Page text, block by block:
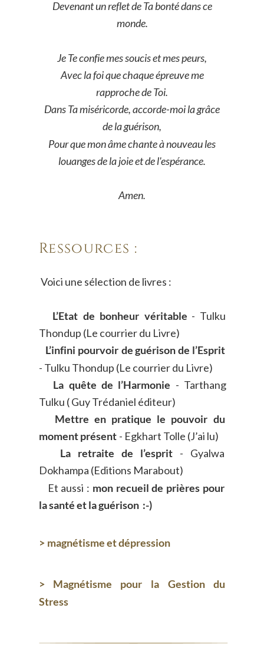
Devenant un reflet de Ta bonté dans ce
monde.
Je Te confie mes soucis et mes peurs,
Avec la foi que chaque épreuve me
rapproche de Toi.
Dans Ta miséricorde, accorde-moi la grâce
de la guérison,
Pour que mon âme chante à nouveau les
louanges de la joie et de l'espérance.
Amen.
Ressources :
Voici une sélection de livres :
L’Etat de bonheur véritable - Tulku
Thondup (Le courrier du Livre)
L’infini pourvoir deguérisonde l’Esprit
- Tulku Thondup (Le courrier du Livre)
La quête de l’Harmonie - Tarthang
Tulku ( Guy Trédaniel éditeur)
Mettre en pratique le pouvoir du
moment présent - Egkhart Tolle (J’ai lu)
La
retraite de l’esprit -
Gyalwa
Dokhampa (Editions Marabout)
Et aussi : mon recueil de prières pour
la santé et la guérison :-)
> magnétisme et dépression
> Magnétisme pour la Gestion
du
Stress